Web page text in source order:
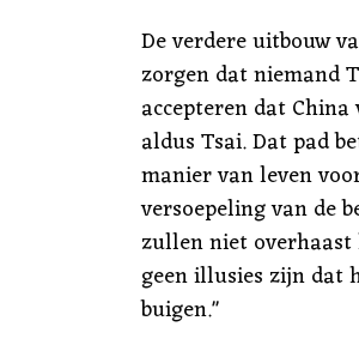
De verdere uitbouw
zorgen dat niemand
accepteren dat
aldus Tsai. Dat pad
manier van leven
versoepeling van de
zullen niet
geen illusies zijn dat
buigen."